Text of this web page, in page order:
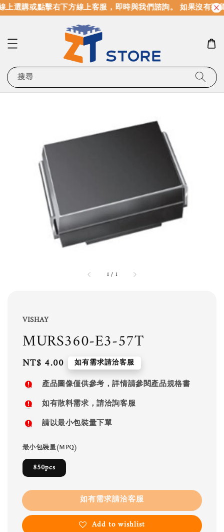
選購或點擊右下方線上客服，即時與我們諮詢。 如果沒有現
搜尋
1 / 1
VISHAY
MURS360-E3-57T
Regular
price
NT$ 4.00 如有需求請洽客服
產品圖像僅供參考，詳情請參閱產品規格書
如有散料需求，請洽詢客服
請以最小包裝量下單
最小包裝量(MPQ)
850pcs
如有需求請洽客服
Add to wishlist